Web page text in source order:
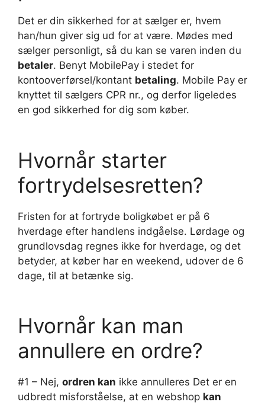
Det er din sikkerhed for at sælger er, hvem
han/hun giver sig ud for at være. Mødes med
sælger personligt, så du kan se varen inden du
betaler. Benyt MobilePay i stedet for
kontooverførsel/kontant betaling. Mobile Pay er
knyttet til sælgers CPR nr., og derfor ligeledes
en god sikkerhed for dig som køber.
Hvornår starter
fortrydelsesretten?
Fristen for at fortryde boligkøbet er på 6
hverdage efter handlens indgåelse. Lørdage og
grundlovsdag regnes ikke for hverdage, og det
betyder, at køber har en weekend, udover de 6
dage, til at betænke sig.
Hvornår kan man
annullere en ordre?
#1 – Nej, ordren kan ikke annulleres Det er en
udbredt misforståelse, at en webshop kan